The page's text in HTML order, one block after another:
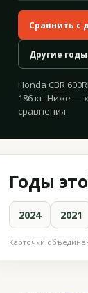
Сравнить с
Другие
Honda CBR
186 кг. Ниже —
сравнения.
Годы
2024 2021
Карточки